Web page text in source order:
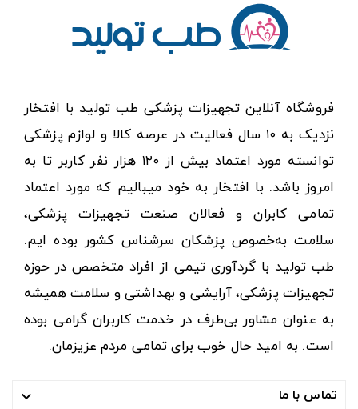
فروشگاه آنلاین تجهیزات پزشکی طب تولید با افتخار
نزدیک به ۱۰ سال فعالیت در عرصه کالا و لوازم پزشکی
توانسته مورد اعتماد بیش از ۱۲۰ هزار نفر کاربر تا به
امروز باشد. با افتخار به خود میبالیم که مورد اعتماد
تمامی کابران و فعالان صنعت تجهیزات پزشکی،
سلامت به‌خصوص پزشکان سرشناس کشور بوده ایم.
طب تولید با گردآوری تیمی از افراد متخصص در حوزه
تجهیزات پزشکی، آرایشی و بهداشتی و سلامت همیشه
به عنوان مشاور بی‌طرف در خدمت کاربران گرامی بوده
است. به امید حال خوب برای تمامی مردم عزیزمان.
تماس با ما 